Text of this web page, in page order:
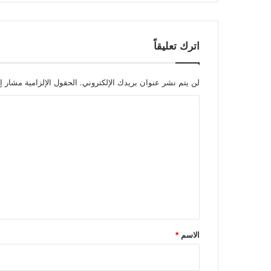
اترك تعليقاً
لن يتم نشر عنوان بريدك الإلكتروني. الحقول الإلزامية مشار
*
الاسم *